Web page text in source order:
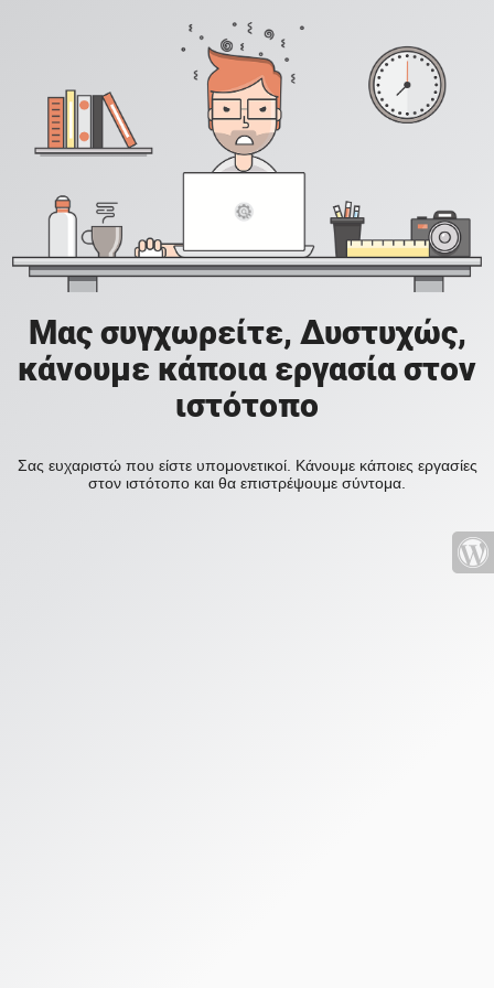
Μας συγχωρείτε, Δυστυχώς,
κάνουμε κάποια εργασία στον
ιστότοπο
Σας ευχαριστώ που είστε υπομονετικοί. Κάνουμε κάποιες εργασίες
στον ιστότοπο και θα επιστρέψουμε σύντομα.